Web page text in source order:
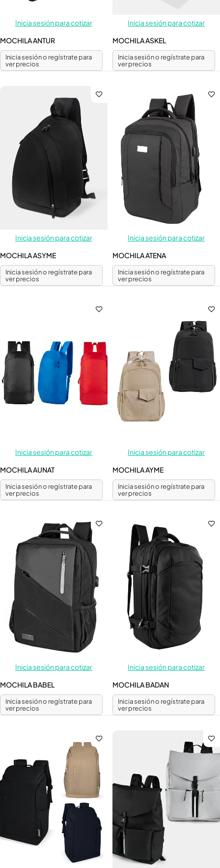
Inicia sesión para cotizar
MOCHILA ANTUR
Inicia sesión o regístrate para
ver precios
Inicia sesión para cotizar
MOCHILA ASKEL
Inicia sesión o regístrate para
ver precios
Inicia sesión para cotizar
MOCHILA ASYME
Inicia sesión o regístrate para
ver precios
Inicia sesión para cotizar
MOCHILA ATENA
Inicia sesión o regístrate para
ver precios
Inicia sesión para cotizar
MOCHILA AUNAT
Inicia sesión o regístrate para
ver precios
Inicia sesión para cotizar
MOCHILA AYME
Inicia sesión o regístrate para
ver precios
Inicia sesión para cotizar
MOCHILA BABEL
Inicia sesión o regístrate para
ver precios
Inicia sesión para cotizar
MOCHILA BADAN
Inicia sesión o regístrate para
ver precios